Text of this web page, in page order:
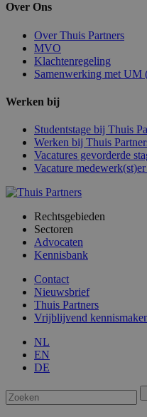
Over Ons
Over Thuis Partners
MVO
Klachtenregeling
Samenwerking met UM
Werken bij
Studentstage bij Thuis
Werken bij Thuis
Vacatures gevorderde
Vacature
Rechtsgebieden
Sectoren
Advocaten
Kennisbank
Contact
Nieuwsbrief
Thuis Partners
Vrijblijvend
NL
EN
DE